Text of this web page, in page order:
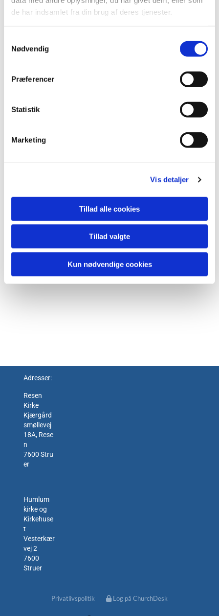
de har indsamlet fra din brug af deres tjenester.
Nødvendig
Præferencer
Statistik
Marketing
Vis detaljer
Tillad alle cookies
Tillad valgte
Kun nødvendige cookies
Du vil måske også kunne
Adresser:
Resen
Kirke
Kjærgård
smøllevej
18A, Rese
n
7600 Stru
er
Humlum
kirke og
Kirkehuse
t
Vesterkær
vej 2
7600
Struer
Privatlivspolitik Log på ChurchDesk